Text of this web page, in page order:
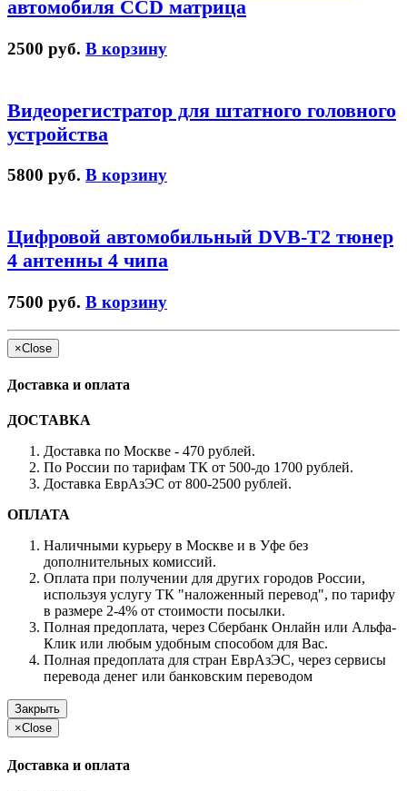
автомобиля CCD матрица
2500 руб. В корзину
Видеорегистратор для штатного головного
устройства
5800 руб. В корзину
Цифровой автомобильный DVB-T2 тюнер
4 антенны 4 чипа
7500 руб. В корзину
×Close
Доставка и оплата
ДОСТАВКА
Доставка по Москве - 470 рублей.
По России по тарифам ТК от 500-до 1700 рублей.
Доставка ЕврАзЭС от 800-2500 рублей.
ОПЛАТА
Наличными курьеру в Москве и в Уфе без
дополнительных комиссий.
Оплата при получении для других городов России,
используя услугу ТК "наложенный перевод", по тарифу
в размере 2-4% от стоимости посылки.
Полная предоплата, через Сбербанк Онлайн или Альфа-
Клик или любым удобным способом для Вас.
Полная предоплата для стран ЕврАзЭС, через сервисы
перевода денег или банковским переводом
Закрыть
×Close
Доставка и оплата